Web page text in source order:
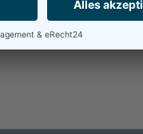
DER REGION